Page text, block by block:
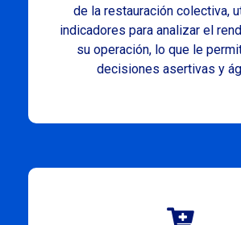
de la restauración colectiva,
indicadores para analizar el
su operación, lo que le
decisiones asertivas y